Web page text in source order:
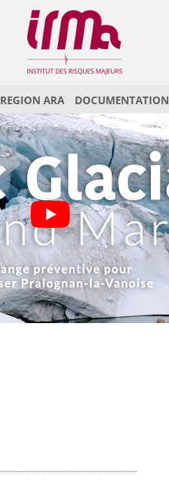
REGION ARA DOCUMENTATION